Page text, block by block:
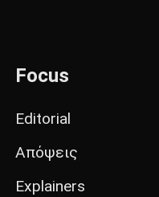
Focus
Editorial
Απόψεις
Explainers